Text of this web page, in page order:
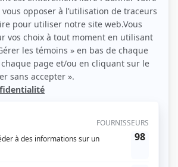
(Photo: Georges Dutil)
Showbizz.net